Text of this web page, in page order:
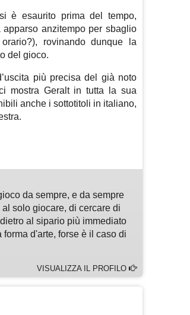
è esaurito prima del tempo,
anzitempo per sbaglio
rovinando dunque la
del gioco.
più precisa del già noto
mostra Geralt in tutta la sua
anche i sottotitoli in italiano,
da sempre, e da sempre
solo giocare, di cercare di
al sipario più immediato
d'arte, forse è il caso di
VISUALIZZA IL PROFILO